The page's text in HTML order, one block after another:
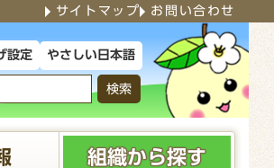
サイトマップ お問い合わせ
設定 やさしい日本語
検索
組織から探す